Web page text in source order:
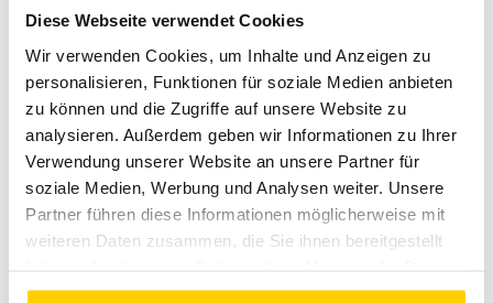
Diese Webseite verwendet Cookies
Wir verwenden Cookies, um Inhalte und Anzeigen zu
personalisieren, Funktionen für soziale Medien anbieten
zu können und die Zugriffe auf unsere Website zu
analysieren. Außerdem geben wir Informationen zu Ihrer
Verwendung unserer Website an unsere Partner für
soziale Medien, Werbung und Analysen weiter. Unsere
Partner führen diese Informationen möglicherweise mit
weiteren Daten zusammen, die Sie ihnen bereitgestellt
gesammelt haben.
Deine Vorteile in der Modewelt
von Tara-M
Wir von Tara-M leben und lieben Mode. Als dein
persönlicher und verlässlicher Online-Shop stehen wir für
eine exzellente Auswahl an hochwertigen Marken und
angesagten Trends. Unser Ziel ist es, dir nicht nur
Bekleidung zu bieten, sondern dich bei der Unterstreichung
deiner Persönlichkeit zu unterstützen. Bei Tara-M profitierst
du von unserer langjährigen Expertise und einem
Mittelpunkt stellt.